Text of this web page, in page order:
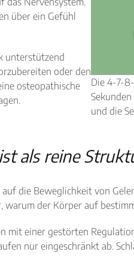
über ein Gefühl
unterstützend
oder den
osteopathische
Die 4-7-
und die
als reine
die Beweglichkeit von
der Körper auf
mit einer gestörten
nur eingeschränkt ab.